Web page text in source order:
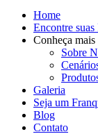
Home
Encontre suas
Conheça mais
Sobre
Galeria
Seja um
Blog
Contato